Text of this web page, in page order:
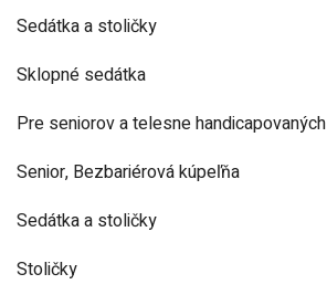
Sedátka a stoličky
Sklopné sedátka
Pre seniorov a telesne handicapovaných
Senior, Bezbariérová kúpeľňa
Sedátka a stoličky
Stoličky